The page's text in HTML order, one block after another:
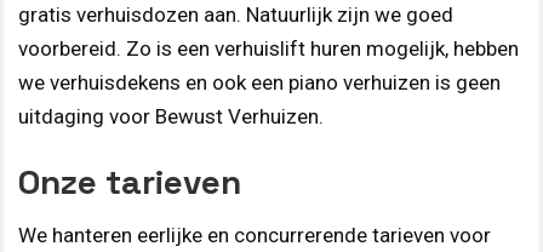
gratis verhuisdozen aan. Natuurlijk zijn we goed
voorbereid. Zo is een verhuislift huren mogelijk, hebben
we verhuisdekens en ook een piano verhuizen is geen
uitdaging voor Bewust Verhuizen.
Onze tarieven
We hanteren eerlijke en concurrerende tarieven voor